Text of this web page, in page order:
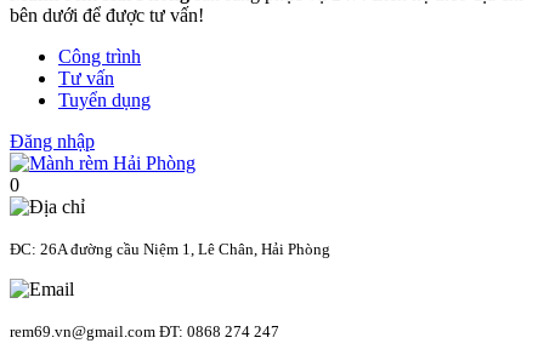
bên dưới để được tư vấn!
Công trình
Tư vấn
Tuyển dụng
Đăng nhập
0
ĐC: 26A đường cầu Niệm 1, Lê Chân, Hải Phòng
rem69.vn@gmail.com ĐT: 0868 274 247